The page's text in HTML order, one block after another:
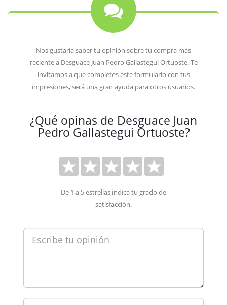
Nos gustaría saber tu opinión sobre tu compra más
reciente a Desguace Juan Pedro Gallastegui Ortuoste. Te
invitamos a que completes este formulario con tus
impresiones, será una gran ayuda para otros usuarios.
¿Qué opinas de Desguace Juan
Pedro Gallastegui Ortuoste?
De 1 a 5 estrellas indica tu grado de
satisfacción.